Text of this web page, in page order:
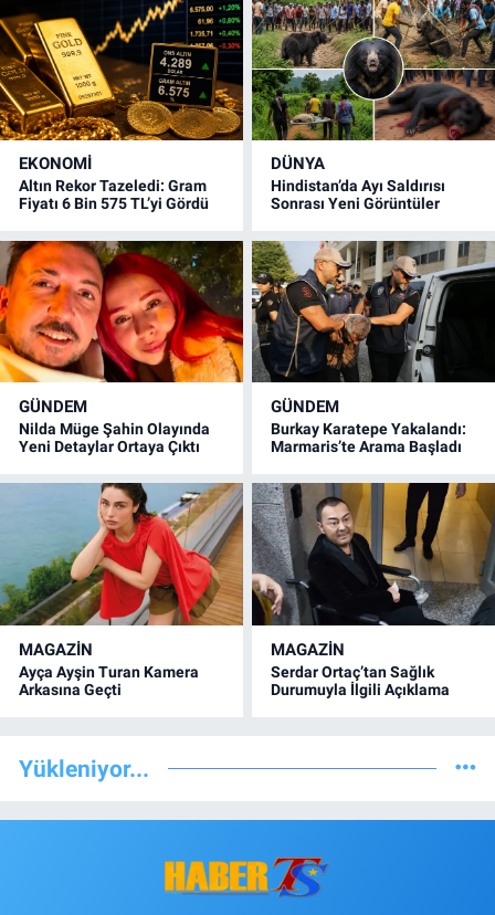
EKONOMİ
Altın Rekor Tazeledi: Gram
Fiyatı 6 Bin 575 TL’yi Gördü
DÜNYA
Hindistan’da Ayı Saldırısı
Sonrası Yeni Görüntüler
GÜNDEM
Nilda Müge Şahin Olayında
Yeni Detaylar Ortaya Çıktı
GÜNDEM
Burkay Karatepe Yakalandı:
Marmaris’te Arama Başladı
MAGAZİN
Ayça Ayşin Turan Kamera
Arkasına Geçti
MAGAZİN
Serdar Ortaç’tan Sağlık
Durumuyla İlgili Açıklama
Yükleniyor...